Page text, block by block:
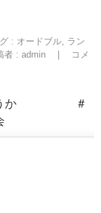
: オードブル, ラン
者 : admin
コメ
しょうか ＃